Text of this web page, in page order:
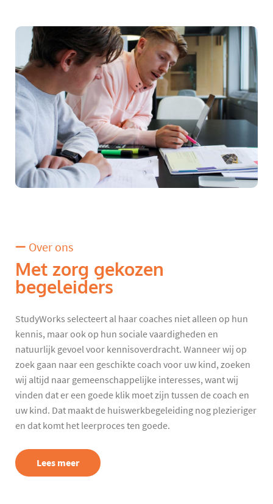
Over ons
Met zorg gekozen
begeleiders
StudyWorks selecteert al haar coaches niet alleen op hun
kennis, maar ook op hun sociale vaardigheden en
natuurlijk gevoel voor kennisoverdracht. Wanneer wij op
zoek gaan naar een geschikte coach voor uw kind, zoeken
wij altijd naar gemeenschappelijke interesses, want wij
vinden dat er een goede klik moet zijn tussen de coach en
uw kind. Dat maakt de huiswerkbegeleiding nog plezieriger
en dat komt het leerproces ten goede.
Lees meer